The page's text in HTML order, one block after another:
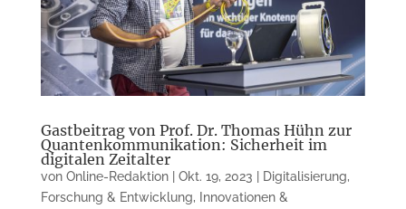
Gastbeitrag von Prof. Dr. Thomas Hühn zur
Quantenkommunikation: Sicherheit im
digitalen Zeitalter
von Online-Redaktion| Okt. 19, 2023 Digitalisierung,
Forschung & Entwicklung,
Innovationen &